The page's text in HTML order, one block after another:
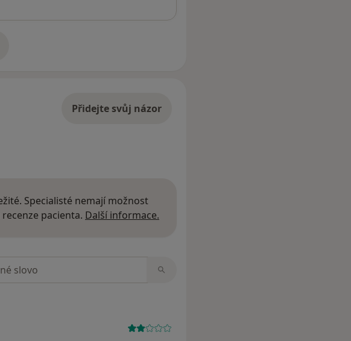
Přidejte svůj názor
Specialisté nemají možnost
pacienta. Další informace.